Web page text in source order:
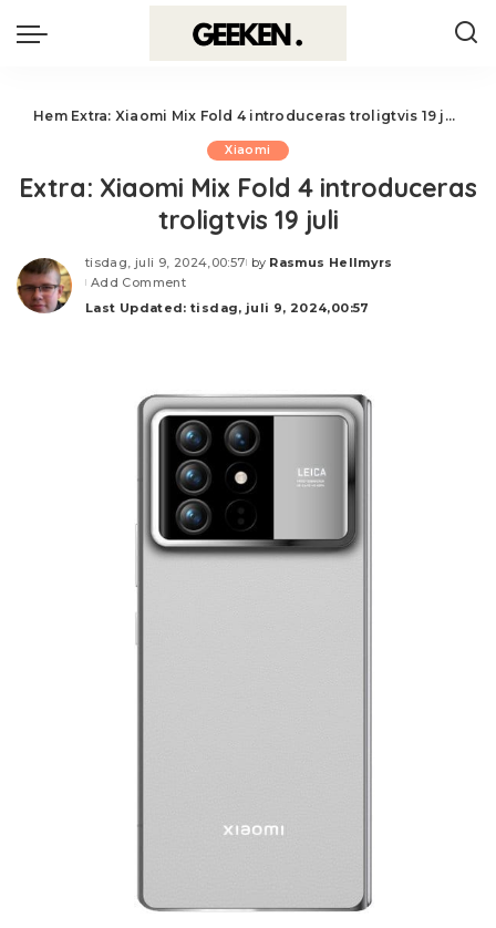
Hem Extra: Xiaomi Mix Fold 4 introduceras troligtvis 19 juli
Xiaomi
Extra: Xiaomi Mix Fold 4 introduceras
troligtvis 19 juli
tisdag, juli 9, 2024,00:57
Posted
by Rasmus Hellmyrs
Add Comment
Last Updated: tisdag, juli 9, 2024,00:57